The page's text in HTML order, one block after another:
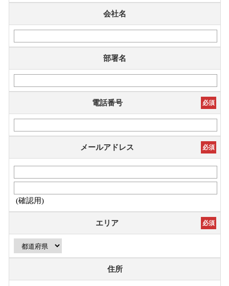
会社名
部署名
電話番号 必須
メールアドレス 必須
(確認用)
エリア 必須
住所